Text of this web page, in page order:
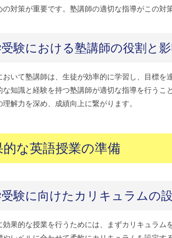
の対策が重要です。塾講師の適切な指導がこの対
験における塾講師の役割と
おいて塾講師は、生徒が効率的に学習し、目標
な知識と経験を持つ塾講師が適切な指導を行う
理解力を深め、成績向上に繋がります。
的な英語授業の準備
験に向けたカリキュラムの
効果的な授業を行うためには、まずカリキュラ